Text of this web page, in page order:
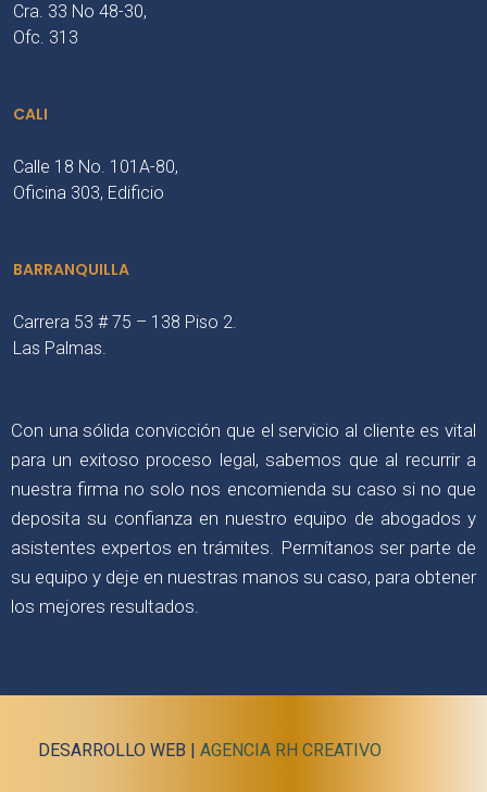
Cra. 33 No 48-30,
Ofc. 313
CALI
Calle 18 No. 101A-80,
Oficina 303, Edificio
BARRANQUILLA
Carrera 53 # 75 – 138 Piso 2.
Las Palmas.
Con una sólida convicción que el servicio al cliente es vital
para un exitoso proceso legal, sabemos que al recurrir a
nuestra firma no solo nos encomienda su caso si no que
deposita su confianza en nuestro equipo de abogados y
asistentes expertos en trámites. Permítanos ser parte de
su equipo y deje en nuestras manos su caso, para obtener
los mejores resultados.
DESARROLLO WEB | AGENCIA RH CREATIVO